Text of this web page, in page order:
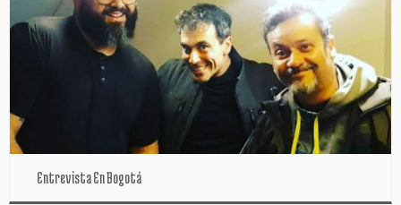
Entrevista En Bogotá